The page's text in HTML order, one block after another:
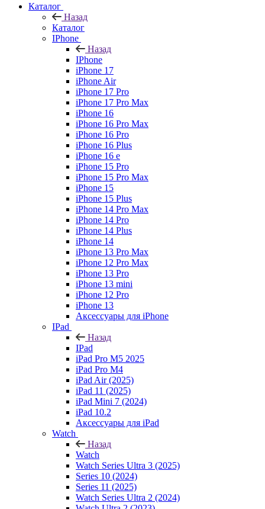
Каталог
Назад
Каталог
IPhone
Назад
IPhone
iPhone 17
iPhone Air
iPhone 17 Pro
iPhone 17 Pro Max
iPhone 16
iPhone 16 Pro Max
iPhone 16 Pro
iPhone 16 Plus
iPhone 16 e
iPhone 15 Pro
iPhone 15 Pro Max
iPhone 15
iPhone 15 Plus
iPhone 14 Pro Max
iPhone 14 Pro
iPhone 14 Plus
iPhone 14
iPhone 13 Pro Max
iPhone 12 Pro Max
iPhone 13 Pro
iPhone 13 mini
iPhone 12 Pro
iPhone 13
Аксессуары для iPhone
IPad
Назад
IPad
iPad Pro M5 2025
iPad Pro M4
iPad Air (2025)
iPad 11 (2025)
iPad Mini 7 (2024)
iPad 10.2
Аксессуары для iPad
Watch
Назад
Watch
Watch Series Ultra 3 (2025)
Series 10 (2024)
Series 11 (2025)
Watch Series Ultra 2 (2024)